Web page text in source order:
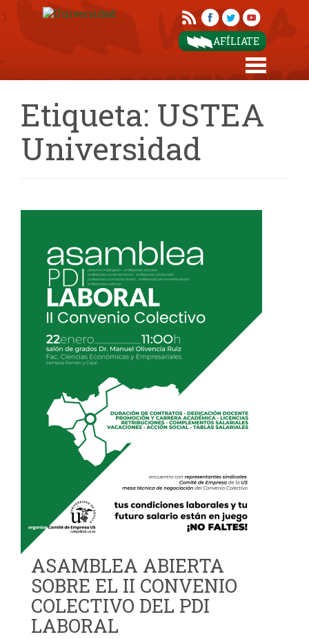
AFÍLIATE
Etiqueta: USTEA
Universidad
ASAMBLEA ABIERTA
SOBRE EL II CONVENIO
COLECTIVO DEL PDI
LABORAL